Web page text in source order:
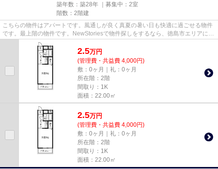
築年数：築28年 ｜募集中： 2室
階数：2階建
こちらの物件はアパートです。風通しが良く真夏の暑い日も快適に過ごせる物件
です。最上階の物件です。NewStoriesで物件探しをするなら、徳島市エリアにあ
る物件はいかがですか。高徳...
2.5万円
(管理費・共益費 4,000円)
敷：0ヶ月｜礼：0ヶ月
所在階：2階
間取り：1K
面積：22.00㎡
2.5万円
(管理費・共益費 4,000円)
敷：0ヶ月｜礼：0ヶ月
所在階：2階
間取り：1K
面積：22.00㎡